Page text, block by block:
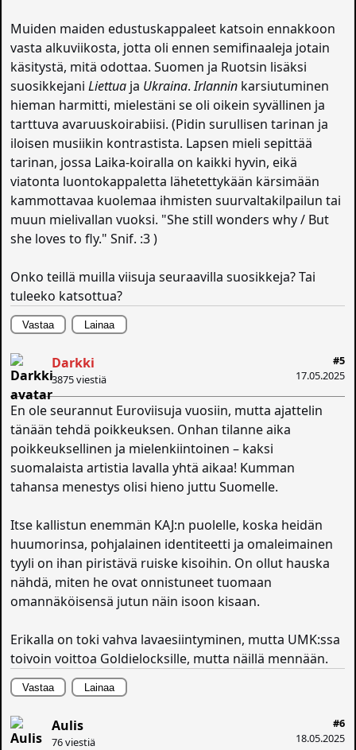
Muiden maiden edustuskappaleet katsoin ennakkoon
vasta alkuviikosta, jotta oli ennen semifinaaleja jotain
käsitystä, mitä odottaa. Suomen ja Ruotsin lisäksi
suosikkejaniLiettua ja Ukraina.Irlannin karsiutuminen
hieman harmitti, mielestäni se oli oikein syvällinen ja
tarttuva avaruuskoirabiisi. (Pidin surullisen tarinan ja
iloisen musiikin kontrastista. Lapsen mieli sepittää
tarinan, jossa Laika-koiralla on kaikki hyvin, eikä
viatonta luontokappaletta lähetettykään kärsimään
kammottavaa kuolemaa ihmisten suurvaltakilpailun tai
muun mielivallan vuoksi. "She still wonders why / But
she loves to fly." Snif. :3 )
Onko teillä muilla viisuja seuraavilla suosikkeja? Tai
tuleeko katsottua?
Vastaa Lainaa
#5
17.05.2025
Darkki
3875 viestiä
En ole seurannut Euroviisuja vuosiin, mutta ajattelin
tänään tehdä poikkeuksen. Onhan tilanne aika
poikkeuksellinen ja mielenkiintoinen – kaksi
suomalaista artistia lavalla yhtä aikaa! Kumman
tahansa menestys olisi hieno juttu Suomelle.
Itse kallistun enemmän KAJ:n puolelle, koska heidän
huumorinsa, pohjalainen identiteetti ja omaleimainen
tyyli on ihan piristävä ruiske kisoihin. On ollut hauska
nähdä, miten he ovat onnistuneet tuomaan
omannäköisensä jutun näin isoon kisaan.
Erikalla on toki vahva lavaesiintyminen, mutta UMK:ssa
toivoin voittoa Goldielocksille, mutta näillä mennään.
Vastaa Lainaa
#6
18.05.2025
Aulis
76 viestiä